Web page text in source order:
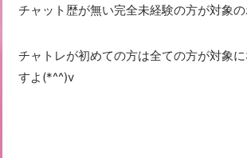
チャット歴が無い完全未経験の方が対象
チャトレが初めての方は全ての方が対象
すよ(*^^)v